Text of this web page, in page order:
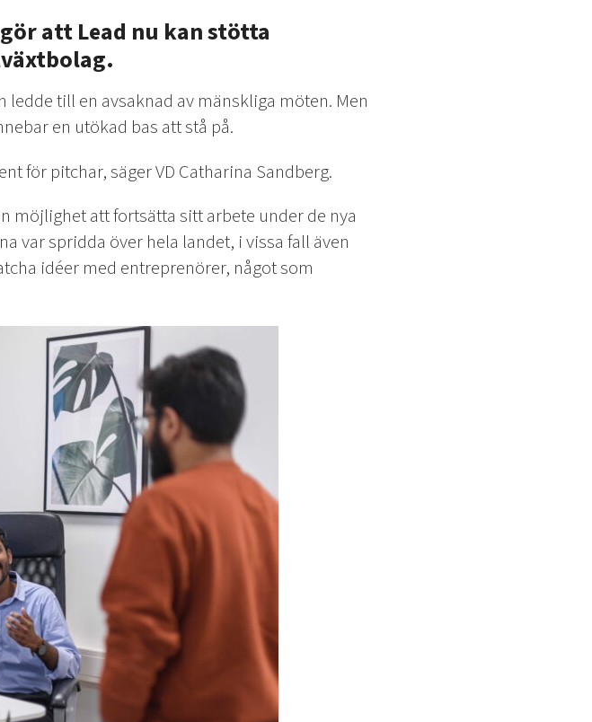
att Lead nu kan stötta
till en avsaknad av mänskliga möten. Men
en utökad bas att stå på.
för pitchar, säger VD Catharina Sandberg.
möjlighet att fortsätta sitt arbete under de nya
var spridda över hela landet, i vissa fall även
idéer med entreprenörer, något som